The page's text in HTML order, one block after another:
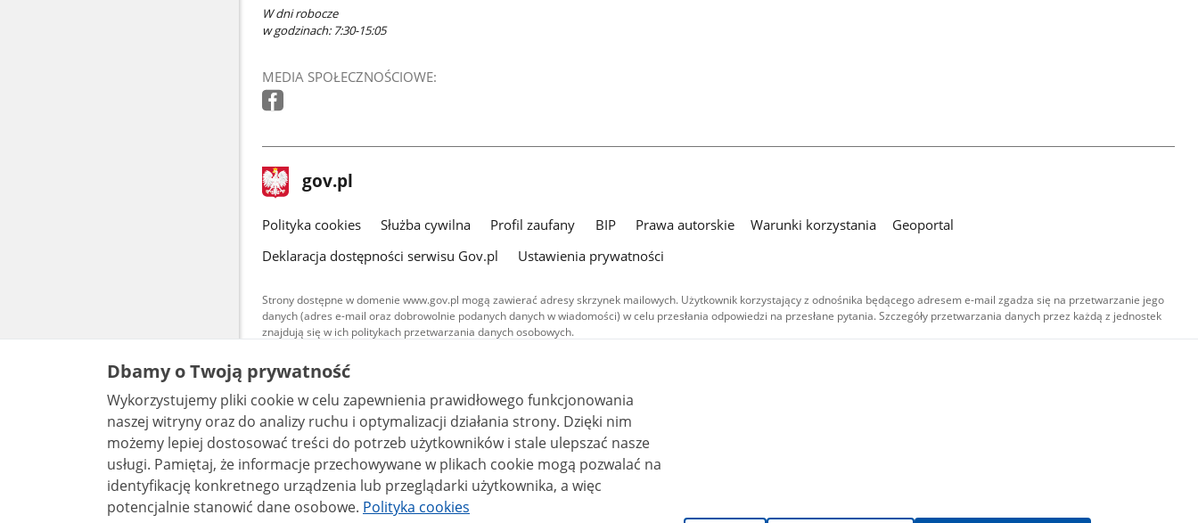
W dni robocze
w godzinach: 7:30-15:05
MEDIA SPOŁECZNOŚCIOWE:
stopka
gov.pl Strona
gov.pl
gov.pl
Polityka cookies Służba cywilna Profil zaufany BIP Prawa autorskie Warunki korzystania
Geoportal
Deklaracja dostępności serwisu Gov.pl
Ustawienia prywatności
Strony dostępne w domenie www.gov.pl mogą zawierać adresy skrzynek mailowych. Użytkownik korzystający z odnośnika będącego adresem e-mail zgadza się na przetwarzanie jego
danych (adres e-mail oraz dobrowolnie podanych danych w wiadomości) w celu przesłania odpowiedzi na przesłane pytania. Szczegóły przetwarzania danych przez każdą z jednostek
znajdują się w ich politykach przetwarzania danych osobowych.
Treści tekstowe publikowane w serwisie (z wyłączeniem treści audiowizualnych), są
udostępniane na licencji typu Creative Commons: uznanie autorstwa - na tych samych
warunkach 4.0 (CC BY-SA 4.0). Materiały audiowizualne, w tym zdjęcia, materiały audio i wideo,
są udostępniane na licencji typu Creative Commons: uznanie autorstwa użycie niekomercyjne -
bez utworów zależnych 4.0 (CC BY-NC-ND 4.0), o ile nie jest to stwierdzone inaczej.
Dbamy o Twoją prywatność
Wykorzystujemy pliki cookie w celu zapewnienia prawidłowego funkcjonowania
naszej witryny oraz do analizy ruchu i optymalizacji działania strony. Dzięki nim
możemy lepiej dostosować treści do potrzeb użytkowników i stale ulepszać nasze
usługi. Pamiętaj, że informacje przechowywane w plikach cookie mogą pozwalać na
identyfikację konkretnego urządzenia lub przeglądarki użytkownika, a więc
potencjalnie stanowić dane osobowe. Polityka cookies